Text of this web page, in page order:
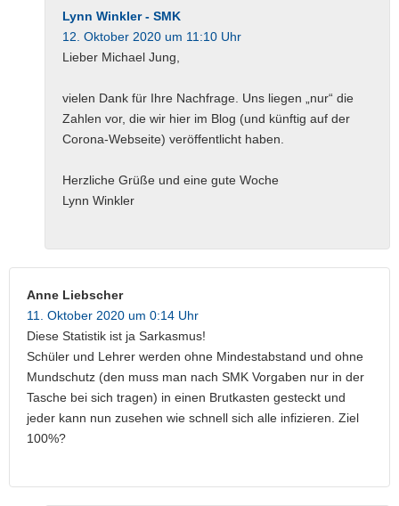
Lynn Winkler - SMK
12. Oktober 2020 um 11:10 Uhr
Lieber Michael Jung,
vielen Dank für Ihre Nachfrage. Uns liegen „nur“ die
Zahlen vor, die wir hier im Blog (und künftig auf der
Corona-Webseite) veröffentlicht haben.
Herzliche Grüße und eine gute Woche
Lynn Winkler
Anne Liebscher
11. Oktober 2020 um 0:14 Uhr
Diese Statistik ist ja Sarkasmus!
Schüler und Lehrer werden ohne Mindestabstand und ohne
Mundschutz (den muss man nach SMK Vorgaben nur in der
Tasche bei sich tragen) in einen Brutkasten gesteckt und
jeder kann nun zusehen wie schnell sich alle infizieren. Ziel
100%?